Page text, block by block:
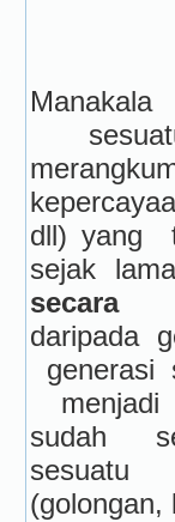
Manakala
dll) yang
sejak
secara
daripada
generasi
sudah
sesuatu
(golongan,